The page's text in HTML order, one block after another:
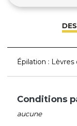
Épilation :
Conditions
aucune